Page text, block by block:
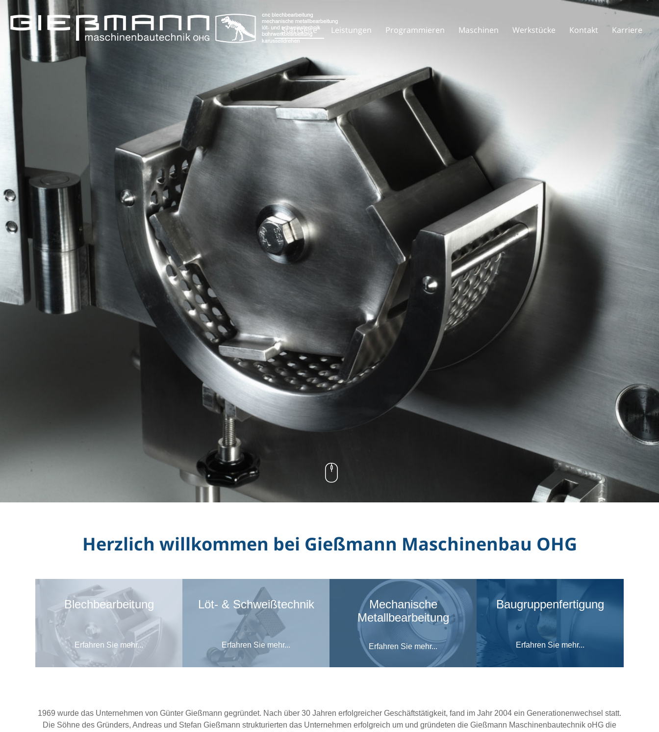
Startseite Leistungen Programmieren Maschinen Werkstücke Kontakt Karriere
Herzlich willkommen bei Gießmann Maschinenbau OHG
Blechbearbeitung
Erfahren Sie mehr...
Löt- & Schweißtechnik
Erfahren Sie mehr...
Mechanische
Metallbearbeitung
Erfahren Sie mehr...
Baugruppenfertigung
Erfahren Sie mehr...
1969 wurde das Unternehmen von Günter Gießmann gegründet. Nach über 30 Jahren erfolgreicher Geschäftstätigkeit, fand im Jahr 2004 ein Generationenwechsel statt.
Die Söhne des Gründers, Andreas und Stefan Gießmann strukturierten das Unternehmen erfolgreich um und gründeten die Gießmann Maschinenbautechnik oHG die